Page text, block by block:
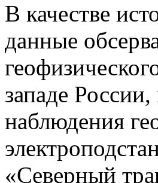
В качестве
данные
западе
наблюдения
«Северный